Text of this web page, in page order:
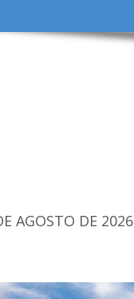
AGOSTO DE 2026